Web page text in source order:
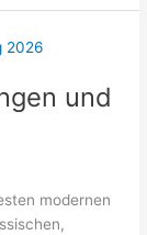
und
modernen